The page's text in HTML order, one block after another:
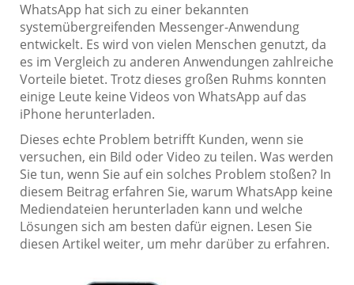
WhatsApp hat sich zu einer bekannten
systemübergreifenden Messenger-Anwendung
entwickelt. Es wird von vielen Menschen genutzt, da
es im Vergleich zu anderen Anwendungen zahlreiche
Vorteile bietet. Trotz dieses großen Ruhms konnten
einige Leute keine Videos von WhatsApp auf das
iPhone herunterladen.
Dieses echte Problem betrifft Kunden, wenn sie
versuchen, ein Bild oder Video zu teilen. Was werden
Sie tun, wenn Sie auf ein solches Problem stoßen? In
diesem Beitrag erfahren Sie, warum WhatsApp keine
Mediendateien herunterladen kann und welche
Lösungen sich am besten dafür eignen. Lesen Sie
diesen Artikel weiter, um mehr darüber zu erfahren.